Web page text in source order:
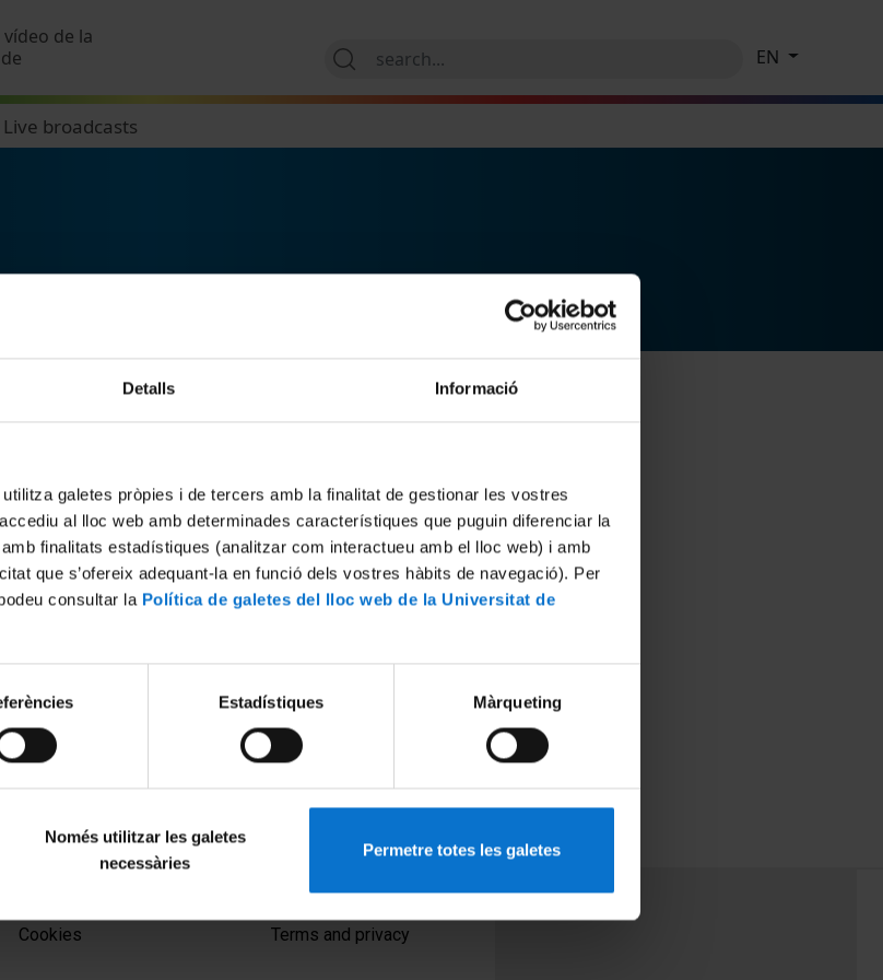
Detalls Informació
galetes pròpies i de tercers amb la finalitat de gestionar les vostres
al lloc web amb determinades característiques que puguin diferenciar la
finalitats estadístiques (analitzar com interactueu amb el lloc web) i amb
que s’ofereix adequant-la en funció dels vostres hàbits de navegació). Per
consultar la Política de galetes del lloc web de la Universitat de
Estadístiques Màrqueting
Només utilitzar les galetes
necessàries
Permetre totes les galetes
de la
Live broadcasts
EN
Cookies
PEU 2
Terms and privacy
PEU 3